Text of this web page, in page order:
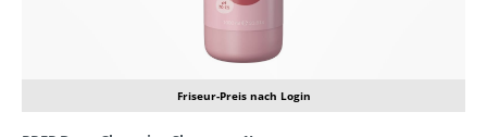
Friseur-Preis nach Login